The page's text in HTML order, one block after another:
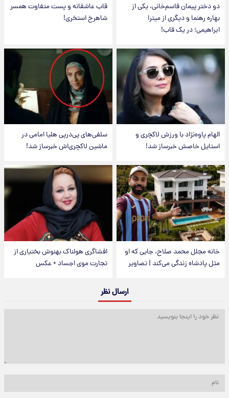
دو دختر پیمان قاسم‌خانی، یکی از
بهاره رهنما و دیگری از میترا
ابراهیمی؛ در یک قاب!
قاب عاشقانه و پست متفاوت همسر
شاهرخ استخری!
الهام پاوه‌نژاد با ورزش لاکچری و
استایل خاصش خبرساز شد!
سلفی‌های پی‌درپی هلیا امامی در
ماشین لاکچری‌اش خبرساز شد!
خانه مجلل محمد صلاح، جایی که او
مثل پادشاه زندگی می‌کند | تصاویر
افشاگری هولناک بهنوش بختیاری از
تجارت موی اجساد + عکس
ارسال نظر